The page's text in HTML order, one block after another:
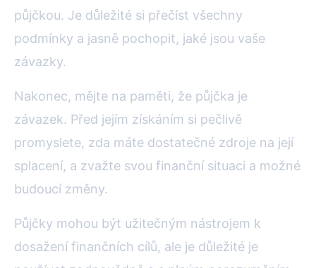
půjčkou. Je důležité si přečíst všechny
podmínky a jasně pochopit, jaké jsou vaše
závazky.
Nakonec, mějte na paměti, že půjčka je
závazek. Před jejím získáním si pečlivě
promyslete, zda máte dostatečné zdroje na její
splacení, a zvažte svou finanční situaci a možné
budoucí změny.
Půjčky mohou být užitečným nástrojem k
dosažení finančních cílů, ale je důležité je